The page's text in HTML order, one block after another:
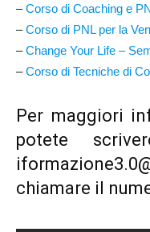
–Corso di Coaching e
–Corso di PNL per la
–Change Your Life –
–Corso di Tecniche di
Per maggiori
potete
chiamare il